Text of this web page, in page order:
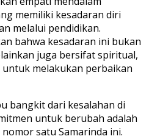
memiliki kesadaran diri
melalui pendidikan.
bahwa kesadaran ini bukan
juga bersifat spiritual,
melakukan perbaikan
bangkit dari kesalahan di
untuk berubah adalah
satu Samarinda ini.